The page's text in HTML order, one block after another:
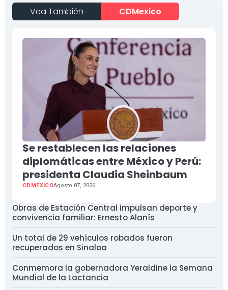
Vea También CDMexico
Se restablecen las relaciones
diplomáticas entre México y Perú:
presidenta Claudia Sheinbaum
CDMEXICOAgosto 07, 2026
Obras de Estación Central impulsan deporte y
convivencia familiar: Ernesto Alanís
Un total de 29 vehículos robados fueron
recuperados en Sinaloa
Conmemora la gobernadora Yeraldine la Semana
Mundial de la Lactancia